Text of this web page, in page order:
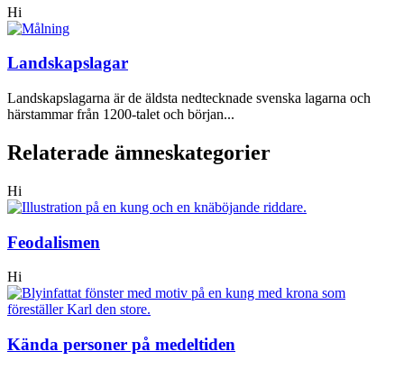
Hi
Landskapslagar
Landskapslagarna är de äldsta nedtecknade svenska lagarna och
härstammar från 1200-talet och början...
Relaterade ämneskategorier
Hi
Feodalismen
Hi
Kända personer på medeltiden